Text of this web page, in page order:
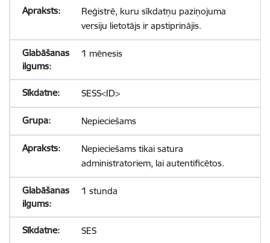
Reģistrē, kuru sīkdatņu paziņojuma
versiju lietotājs ir apstiprinājis.
1 mēnesis
SESS<ID>
Nepieciešams
Nepieciešams tikai satura
administratoriem, lai autentificētos.
1 stunda
SES